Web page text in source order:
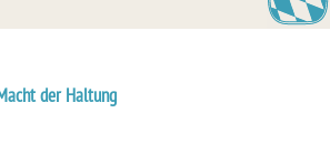
der Haltung